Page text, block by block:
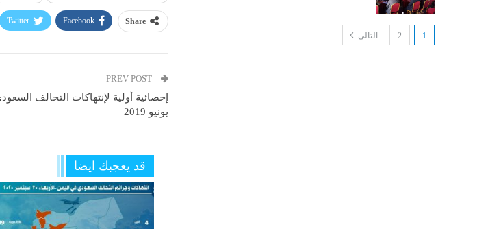
Share
Facebook
Twitter
PREV POST
يونيو 2019
قد يعجبك ايضا
1
2 التالي